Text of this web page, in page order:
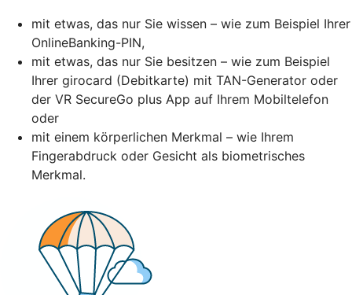
mit etwas, das nur Sie wissen – wie zum Beispiel Ihrer
OnlineBanking-PIN,
mit etwas, das nur Sie besitzen – wie zum Beispiel
Ihrer girocard (Debitkarte) mit TAN-Generator oder
der VR SecureGo plus App auf Ihrem Mobiltelefon
oder
mit einem körperlichen Merkmal – wie Ihrem
Fingerabdruck oder Gesicht als biometrisches
Merkmal.